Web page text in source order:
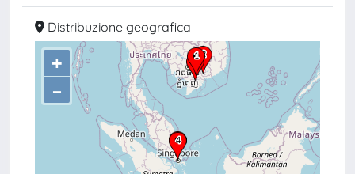
Distribuzione geografica
+
–